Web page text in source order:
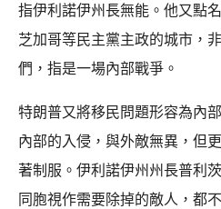
指伊利諾伊州長無能。他又點
芝加哥等民主黨主政的城市，
們，指是一場內部戰爭。
特朗普又將移民問題形容為內
內部的入侵，與外敵無異，但
著制服。伊利諾伊州州長普利
同胞視作需要除掉的敵人，都